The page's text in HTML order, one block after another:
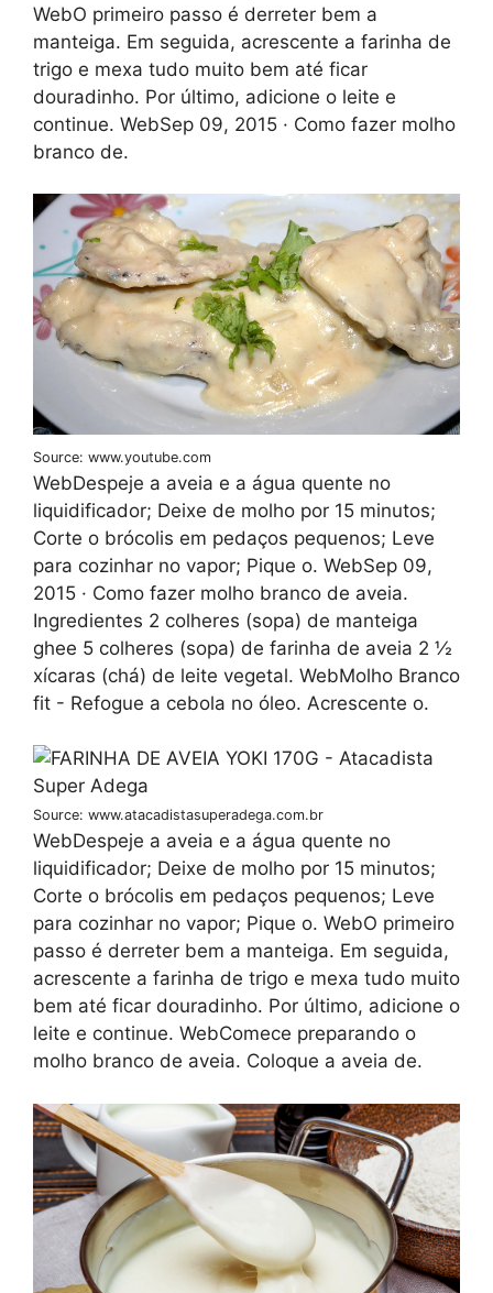
WebO primeiro passo é derreter bem a
manteiga. Em seguida, acrescente a farinha de
trigo e mexa tudo muito bem até ficar
douradinho. Por último, adicione o leite e
continue. WebSep 09, 2015 · Como fazer molho
branco de.
Source: www.youtube.com
WebDespeje a aveia e a água quente no
liquidificador; Deixe de molho por 15 minutos;
Corte o brócolis em pedaços pequenos; Leve
para cozinhar no vapor; Pique o. WebSep 09,
2015 · Como fazer molho branco de aveia.
Ingredientes 2 colheres (sopa) de manteiga
ghee 5 colheres (sopa) de farinha de aveia 2 ½
xícaras (chá) de leite vegetal. WebMolho Branco
fit - Refogue a cebola no óleo. Acrescente o.
Source: www.atacadistasuperadega.com.br
WebDespeje a aveia e a água quente no
liquidificador; Deixe de molho por 15 minutos;
Corte o brócolis em pedaços pequenos; Leve
para cozinhar no vapor; Pique o. WebO primeiro
passo é derreter bem a manteiga. Em seguida,
acrescente a farinha de trigo e mexa tudo muito
bem até ficar douradinho. Por último, adicione o
leite e continue. WebComece preparando o
molho branco de aveia. Coloque a aveia de.